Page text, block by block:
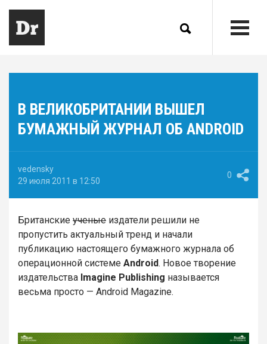
В ВЕЛИКОБРИТАНИИ ВЫШЕЛ
БУМАЖНЫЙ ЖУРНАЛ ОБ ANDROID
vedensky
29 июля 2011 в 12:50
0
Британские ученые издатели решили не
пропустить актуальный тренд и начали
публикацию настоящего бумажного журнала об
операционной системе Android. Новое творение
издательства Imagine Publishing называется
весьма просто — Android Magazine.